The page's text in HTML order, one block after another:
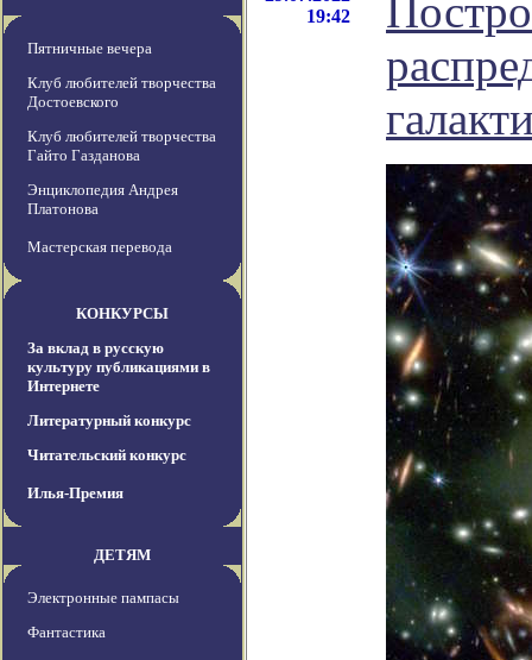
Пятничные вечера
Клуб любителей творчества
Достоевского
Клуб любителей творчества
Гайто Газданова
Энциклопедия Андрея
Платонова
Мастерская перевода
КОНКУРСЫ
За вклад в русскую
культуру публикациями в
Интернете
Литературный конкурс
Читательский конкурс
Илья-Премия
ДЕТЯМ
Электронные пампасы
Фантастика
19:42